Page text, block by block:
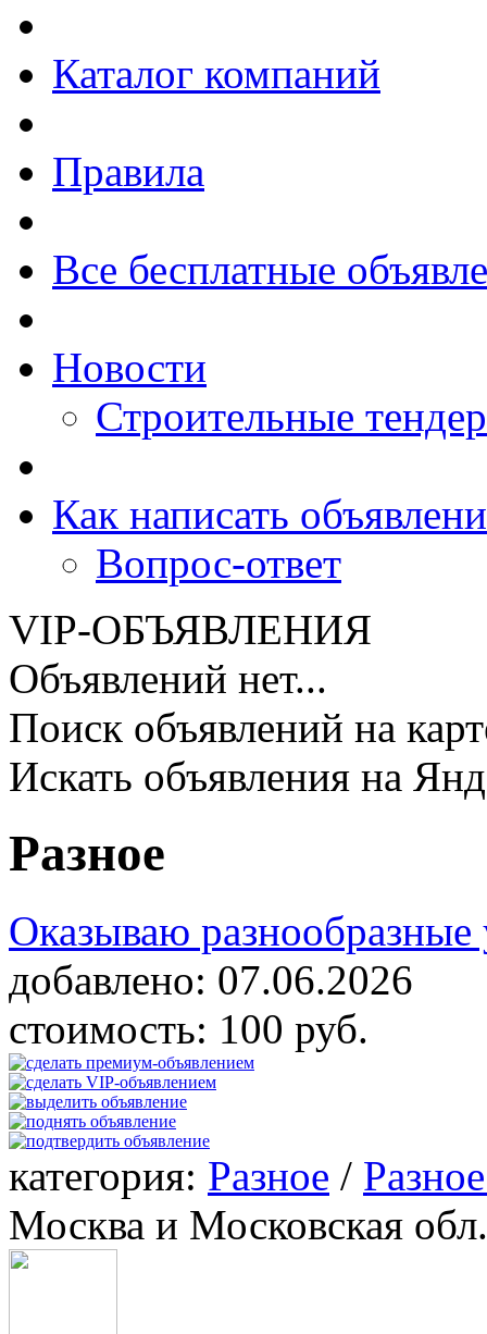
Каталог компаний
Правила
Все бесплатные
Новости
Строительные
Как написать
Вопрос-ответ
VIP-ОБЪЯВЛЕНИЯ
Объявлений нет...
Поиск объявлений на
Искать объявления на
Разное
Оказываю разнообразные
добавлено: 07.06.2026
стоимость: 100 руб.
категория: Разное /
Москва и Московская